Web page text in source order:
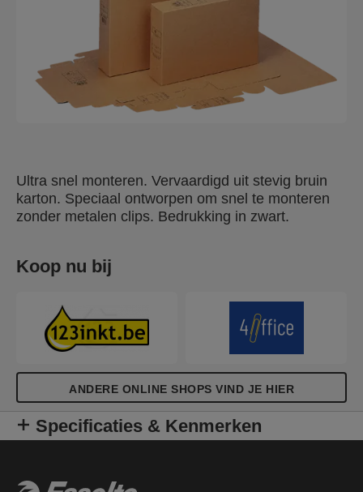
Ultra snel monteren. Vervaardigd uit stevig bruin
karton. Speciaal ontworpen om snel te monteren
zonder metalen clips. Bedrukking in zwart.
Koop nu bij
ANDERE ONLINE SHOPS VIND JE HIER
Specificaties & Kenmerken